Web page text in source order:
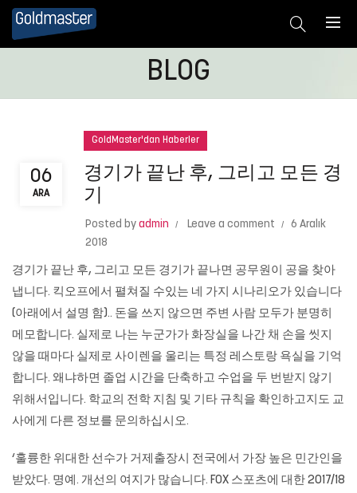
BLOG
06
ARA
GoldMaster'dan Haberler
경기가 끝난 후, 그리고 모든 경
기
Posted by admin Leave a comment
6 Aralık
2018
경기가 끝난 후, 그리고 모든 경기가 끝나면 공무원이 공을 찾아
냅니다. 킥오프에서 펼쳐질 수있는 네 가지 시나리오가 있습니다
(아래에서 설명 함).. 돈을 쓰지 않으면 주변 사람 모두가 분명히
메모합니다. 실제로 나는 누군가가 화장실을 나간 채 손을 씻지
않을 때마다 실제로 사이렌을 울리는 특정 레스토랑 욕실을 기억
합니다. 왜냐하면 졸업 시간을 단축하고 수업을 두 번받지 않기
위해서입니다. 학교의 전학 지침 및 기타 규칙을 확인하고지도 교
사에게 다른 정보를 문의하십시오.
‘훌륭한 위대한 선수가 거제출장시 전국에서 가장 높은 민간인을
받았다. 명예. 개선의 여지가 많습니다. FOX 스포츠에 대한 2017/18